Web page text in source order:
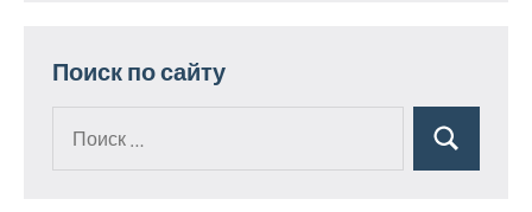
Поиск по сайту
Поиск